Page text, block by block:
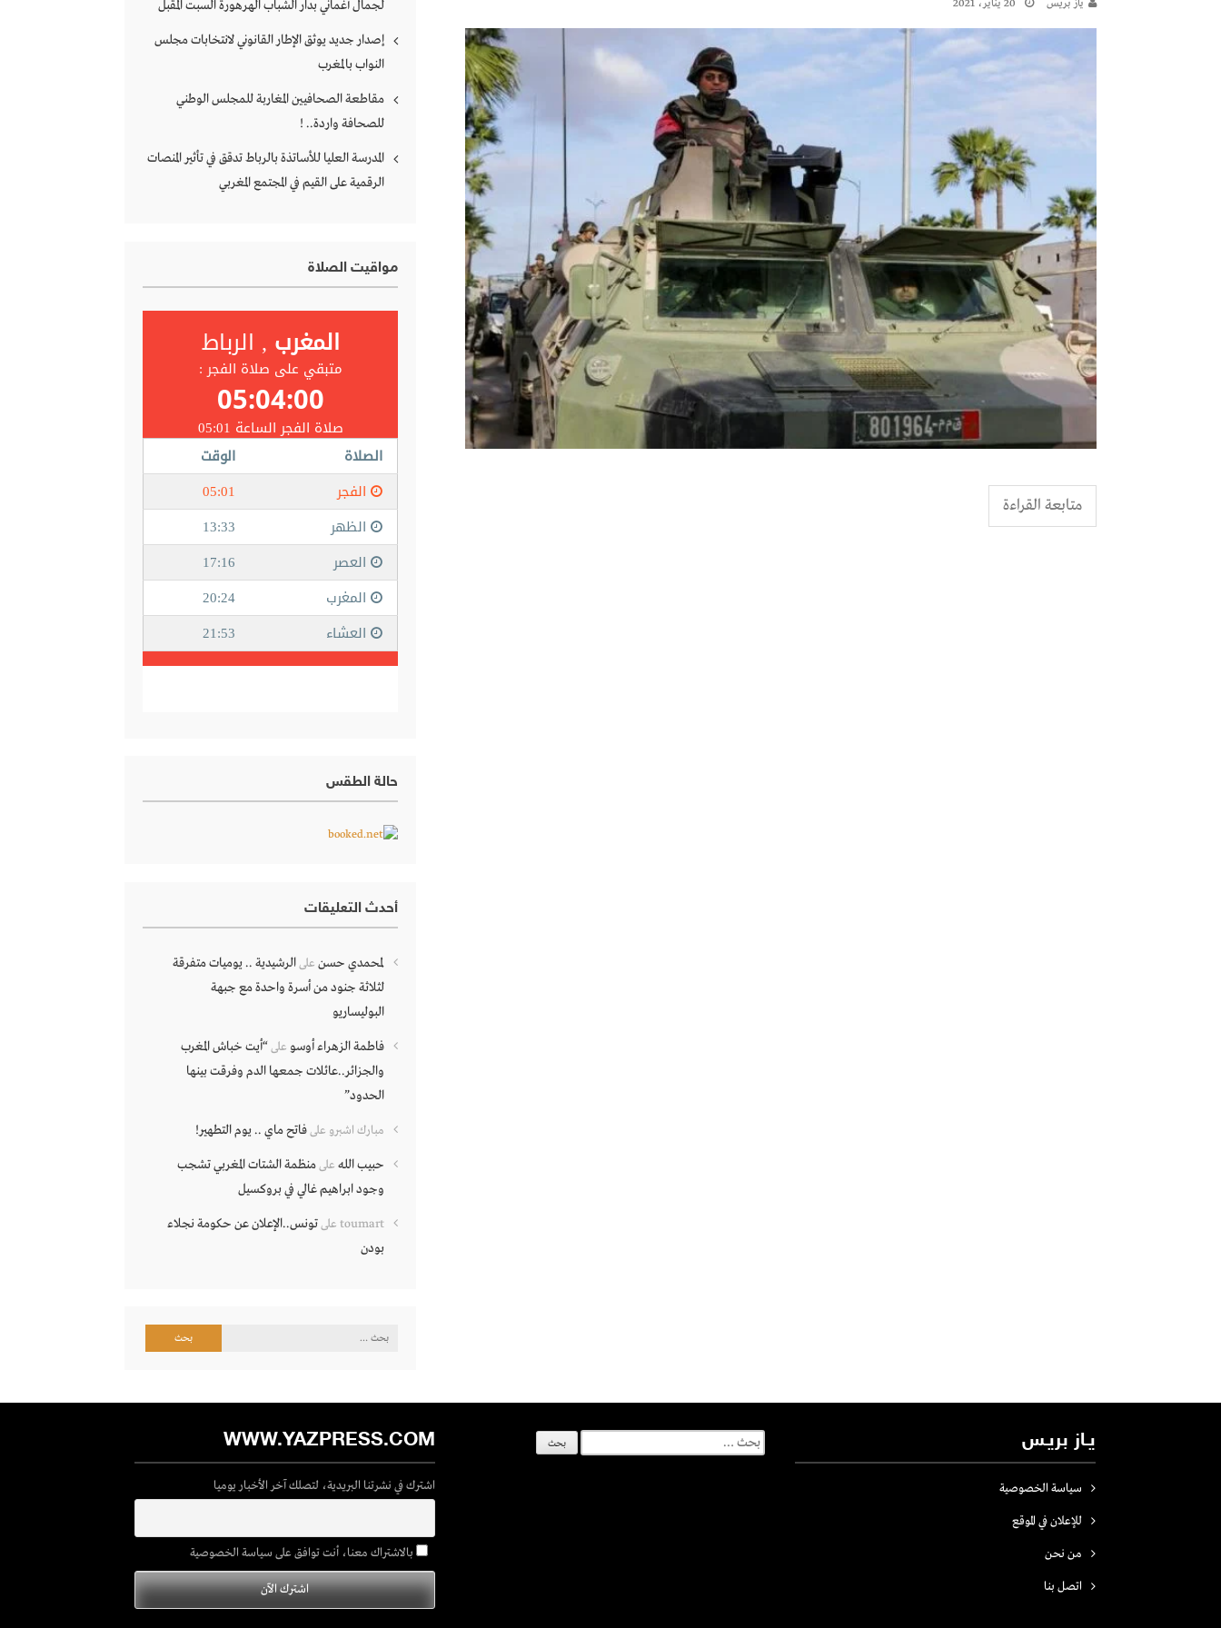
يـاز بريـس 20 يناير، 2021
متابعة القراءة
لجمال أغماني بدار الشباب الهرهورة السبت المقبل
إصدار جديد يوثق الإطار القانوني لانتخابات مجلس
النواب بالمغرب
مقاطعة الصحافيين المغاربة للمجلس الوطني
للصحافة واردة.. !
المدرسة العليا للأساتذة بالرباط تدقق في تأثير المنصات
الرقمية على القيم في المجتمع المغربي
مواقيت الصلاة
حالة الطقس
أحدث التعليقات
لمحمدي حسن علىالرشيدية .. يوميات متفرقة
لثلاثة جنود من أسرة واحدة مع جبهة
البوليساريو
فاطمة الزهراء أوسو على“أيت خباش المغرب
والجزائر..عائلات جمعها الدم وفرقت بينها
الحدود”
مبارك اشبرو علىفاتح ماي .. يوم التطهير!
حبيب الله علىمنظمة الشتات المغربي تشجب
وجود ابراهيم غالي في بروكسيل
toumart علىتونس..الإعلان عن حكومة نجلاء
بودن
البحث
يـاز بريـس
سياسة الخصوصية
للإعلان في الموقع
من نحن
اتصل بنـا
البحث
عن:
WWW.YAZPRESS.COM
اشترك في نشرتنا البريدية، لتصلك آخر الأخبار يوميا
بالاشتراك معنا، أنت توافق على سياسة الخصوصية